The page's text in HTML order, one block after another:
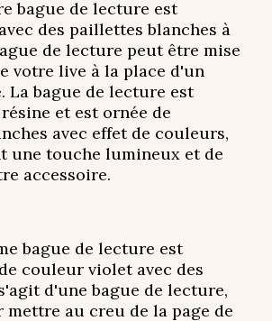
bague de lecture est
des paillettes blanches à
de lecture peut être mise
votre live à la place d'un
La bague de lecture est
et est ornée de
avec effet de couleurs,
une touche lumineux et de
accessoire.
bague de lecture est
couleur violet avec des
d'une bague de lecture,
au creu de la page de